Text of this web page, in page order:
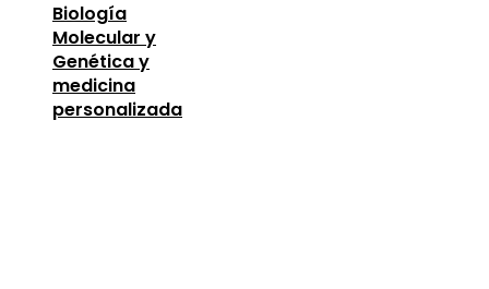
Biología
Molecular y
Genética y
medicina
personalizada